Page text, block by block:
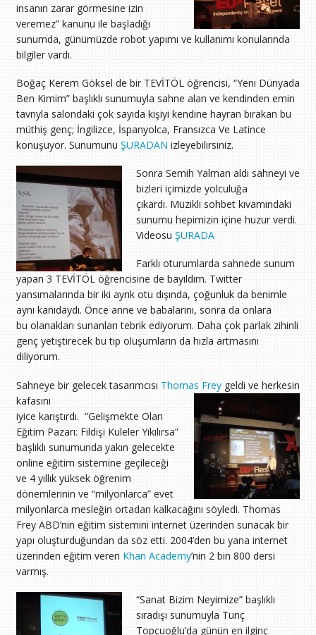
insanın zarar görmesine izin
veremez” kanunu ile başladığı
sunumda, günümüzde robot yapımı ve kullanımı konularında
bilgiler vardı.
Boğaç Kerem Göksel de bir TEVİTÖL öğrencisi, “Yeni Dünyada
Ben Kimim” başlıklı sunumuyla sahne alan ve kendinden emin
tavrıyla salondaki çok sayıda kişiyi kendine hayran bırakan bu
müthiş genç; İngilizce, İspanyolca, Fransızca Ve Latince
konuşuyor. Sunumunu ŞURADAN izleyebilirsiniz.
Sonra Semih Yalman aldı sahneyi ve
bizleri içimizde yolculuğa
çıkardı. Müzikli sohbet kıvamındaki
sunumu hepimizin içine huzur verdi.
Videosu ŞURADA
Farklı oturumlarda sahnede sunum
yapan 3 TEVİTÖL öğrencisine de bayıldım. Twitter
yansımalarında bir iki ayrık otu dışında, çoğunluk da benimle
aynı kanıdaydı. Önce anne ve babalarını, sonra da onlara
bu olanakları sunanları tebrik ediyorum. Daha çok parlak zihinli
genç yetiştirecek bu tip oluşumların da hızla artmasını
diliyorum.
Sahneye bir gelecek tasarımcısı Thomas Freygeldi ve herkesin
kafasını
iyice karıştırdı. “Gelişmekte Olan
Eğitim Pazarı: Fildişi Kuleler Yıkılırsa”
başlıklı sunumunda yakın gelecekte
online eğitim sistemine geçileceği
ve 4 yıllık yüksek öğrenim
dönemlerinin ve “milyonlarca” evet
milyonlarca mesleğin ortadan kalkacağını söyledi. Thomas
Frey ABD’nin eğitim sistemini internet üzerinden sunacak bir
yapı oluşturduğundan da söz etti. 2004’den bu yana internet
üzerinden eğitim veren Khan Academy’nin 2 bin 800 dersi
varmış.
“Sanat Bizim Neyimize” başlıklı
sıradışı sunumuyla Tunç
Topçuoğlu’da günün en ilginç